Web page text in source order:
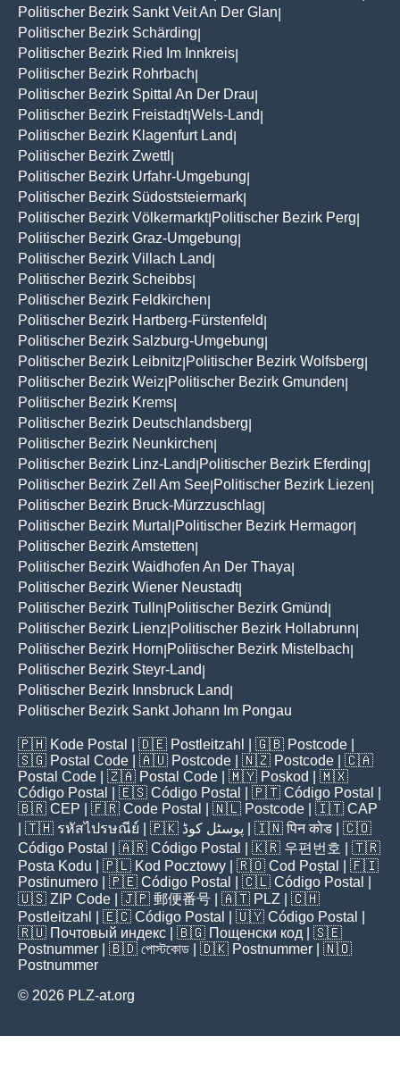
Politischer Bezirk Sankt Veit An Der Glan
Politischer Bezirk Schärding
Politischer Bezirk Ried Im Innkreis
Politischer Bezirk Rohrbach
Politischer Bezirk Spittal An Der Drau
Politischer Bezirk Freistadt|Wels-Land
Politischer Bezirk Klagenfurt Land
Politischer Bezirk Zwettl
Politischer Bezirk Urfahr-Umgebung
Politischer Bezirk Südoststeiermark
Politischer Bezirk Völkermarkt| Politischer Bezirk Perg
Politischer Bezirk Graz-Umgebung
Politischer Bezirk Villach Land
Politischer Bezirk Scheibbs
Politischer Bezirk Feldkirchen
Politischer Bezirk Hartberg-Fürstenfeld
Politischer Bezirk Salzburg-Umgebung
Politischer Bezirk Leibnitz Politischer Bezirk Wolfsberg
Politischer Bezirk Weiz Politischer Bezirk Gmunden
Politischer Bezirk Krems
Politischer Bezirk Deutschlandsberg
Politischer Bezirk Neunkirchen
Politischer Bezirk Linz-Land Politischer Bezirk Eferding
Politischer Bezirk Zell Am See Politischer Bezirk Liezen
Politischer Bezirk Bruck-Mürzzuschlag
Politischer Bezirk Murtal
Politischer Bezirk Hermagor
Politischer Bezirk Amstetten
Politischer Bezirk Waidhofen An Der Thaya
Politischer Bezirk Wiener Neustadt|
Politischer Bezirk Tulln Politischer Bezirk Gmünd
Politischer Bezirk Lienz Politischer Bezirk Hollabrunn
Politischer Bezirk Horn Politischer Bezirk Mistelbach
Politischer Bezirk Steyr-Land
Politischer Bezirk Innsbruck Land
Politischer Bezirk Sankt Johann Im Pongau
🇵🇭 Kode Postal | 🇩🇪 Postleitzahl | 🇬🇧 Postcode
🇸🇬 Postal Code | 🇦🇺 Postcode | 🇳🇿 Postcode | 🇨🇦
Postal Code | 🇿🇦 Postal Code | 🇲🇾 Poskod
| 🇲🇽
Código Postal
| 🇪🇸 Código Postal | 🇵🇹 Código Postal
🇧🇷 CEP | 🇫🇷 Code Postal | 🇳🇱 Postcode | 🇮🇹 CAP
| 🇹🇭 รหัสไปรษณีย์ | 🇵🇰 پوسٹل کوڈ | 🇮🇳पिन कोड | 🇨🇴
Código Postal
| 🇦🇷 Código Postal | 🇰🇷 우편번호
| 🇹🇷
Posta Kodu | 🇵🇱 Kod Pocztowy | 🇷🇴 Cod Poștal
| 🇫🇮
Postinumero | 🇵🇪 Código Postal | 🇨🇱 Código Postal
🇺🇸 ZIP Code | 🇯🇵 郵便番号 | 🇦🇹 PLZ | 🇨🇭
Postleitzahl
| 🇪🇨 Código Postal | 🇺🇾 Código Postal
🇷🇺 Почтовый индекс | 🇧🇬 Пощенски код | 🇸🇪
Postnummer | 🇧🇩 পোস্টকোড | 🇩🇰 Postnummer | 🇳🇴
Postnummer
© 2026 PLZ-at.org